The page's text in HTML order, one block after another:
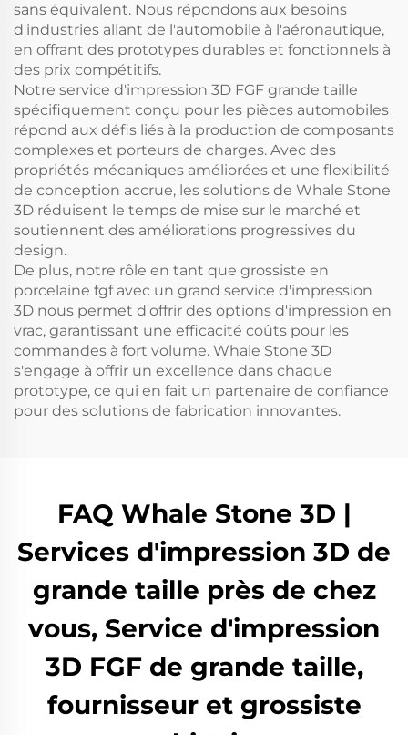
sans équivalent. Nous répondons aux besoins
d'industries allant de l'automobile à l'aéronautique,
en offrant des prototypes durables et fonctionnels à
des prix compétitifs.
Notre service d'impression 3D FGF grande taille
spécifiquement conçu pour les pièces automobiles
répond aux défis liés à la production de composants
complexes et porteurs de charges. Avec des
propriétés mécaniques améliorées et une flexibilité
de conception accrue, les solutions de Whale Stone
3D réduisent le temps de mise sur le marché et
soutiennent des améliorations progressives du
design.
De plus, notre rôle en tant que grossiste en
porcelaine fgf avec un grand service d'impression
3D nous permet d'offrir des options d'impression en
vrac, garantissant une efficacité coûts pour les
commandes à fort volume. Whale Stone 3D
s'engage à offrir un excellence dans chaque
prototype, ce qui en fait un partenaire de confiance
pour des solutions de fabrication innovantes.
FAQ Whale Stone 3D |
Services d'impression 3D de
grande taille près de chez
vous, Service d'impression
3D FGF de grande taille,
fournisseur et grossiste